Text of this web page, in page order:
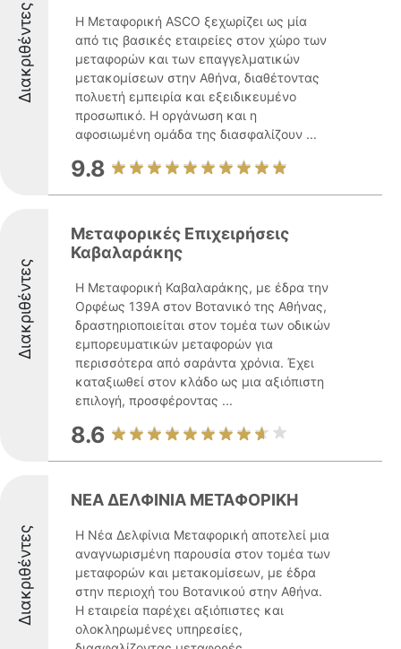
Διακριθέντες
Η Μεταφορική ASCO ξεχωρίζει ως μία
από τις βασικές εταιρείες στον χώρο των
μεταφορών και των επαγγελματικών
μετακομίσεων στην Αθήνα, διαθέτοντας
πολυετή εμπειρία και εξειδικευμένο
προσωπικό. Η οργάνωση και η
αφοσιωμένη ομάδα της διασφαλίζουν ...
9.8
Διακριθέντες
Μεταφορικές Επιχειρήσεις
Καβαλαράκης
Η Μεταφορική Καβαλαράκης, με έδρα την
Ορφέως 139Α στον Βοτανικό της Αθήνας,
δραστηριοποιείται στον τομέα των οδικών
εμπορευματικών μεταφορών για
περισσότερα από σαράντα χρόνια. Έχει
καταξιωθεί στον κλάδο ως μια αξιόπιστη
επιλογή, προσφέροντας ...
8.6
Διακριθέντες
ΝΕΑ ΔΕΛΦΙΝΙΑ ΜΕΤΑΦΟΡΙΚΗ
Η Νέα Δελφίνια Μεταφορική αποτελεί μια
αναγνωρισμένη παρουσία στον τομέα των
μεταφορών και μετακομίσεων, με έδρα
στην περιοχή του Βοτανικού στην Αθήνα.
Η εταιρεία παρέχει αξιόπιστες και
ολοκληρωμένες υπηρεσίες,